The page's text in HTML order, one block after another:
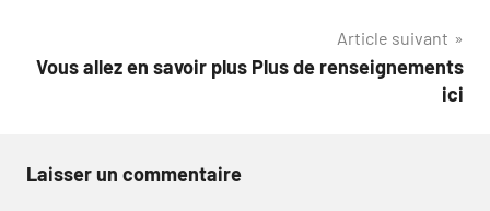
Article suivant
Vous allez en savoir plus Plus de renseignements
ici
Laisser un commentaire